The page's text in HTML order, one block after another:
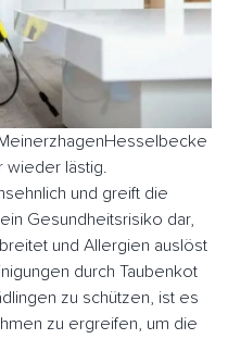
wieder lästig.
und greift die
Gesundheitsrisiko dar,
und Allergien auslöst
durch Taubenkot
zu schützen, ist es
zu ergreifen, um die